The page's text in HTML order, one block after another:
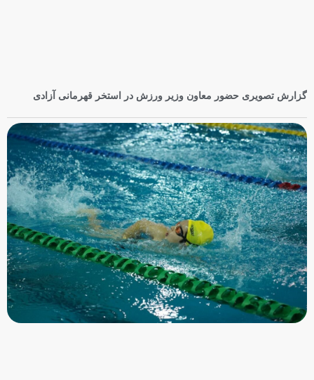
گزارش تصویری حضور معاون وزیر ورزش در استخر قهرمانی آزادی